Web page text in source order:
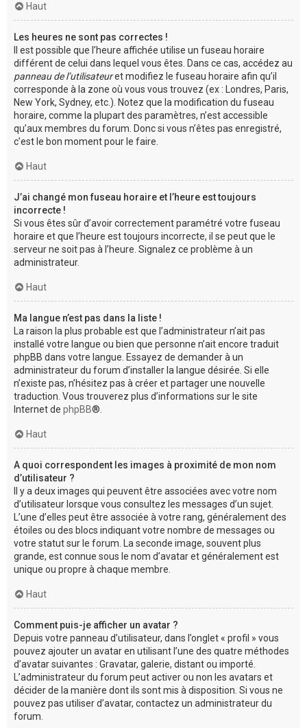
Haut
Les heures ne sont pas correctes !
Il est possible que l’heure affichée utilise un fuseau horaire
différent de celui dans lequel vous êtes. Dans ce cas, accédez au
panneau de l’utilisateuret modifiez le fuseau horaire afin qu’il
corresponde à la zone où vous vous trouvez (ex : Londres, Paris,
New York, Sydney, etc.). Notez que la modification du fuseau
horaire, comme la plupart des paramètres, n’est accessible
qu’aux membres du forum. Donc si vous n’êtes pas enregistré,
c’est le bon moment pour le faire.
Haut
J’ai changé mon fuseau horaire et l’heure est toujours
incorrecte !
Si vous êtes sûr d’avoir correctement paramétré votre fuseau
horaire et que l’heure est toujours incorrecte, il se peut que le
serveur ne soit pas à l’heure. Signalez ce problème à un
administrateur.
Haut
Ma langue n’est pas dans la liste !
La raison la plus probable est que l’administrateur n’ait pas
installé votre langue ou bien que personne n’ait encore traduit
phpBB dans votre langue. Essayez de demander à un
administrateur du forum d’installer la langue désirée. Si elle
n’existe pas, n’hésitez pas à créer et partager une nouvelle
traduction. Vous trouverez plus d’informations sur le site
Internet de phpBB®.
Haut
A quoi correspondent les images à proximité de mon nom
d’utilisateur ?
Il y a deux images qui peuvent être associées avec votre nom
d’utilisateur lorsque vous consultez les messages d’un sujet.
L’une d’elles peut être associée à votre rang, généralement des
étoiles ou des blocs indiquant votre nombre de messages ou
votre statut sur le forum. La seconde image, souvent plus
grande, est connue sous le nom d’avatar et généralement est
unique ou propre à chaque membre.
Haut
Comment puis-je afficher un avatar ?
Depuis votre panneau d’utilisateur, dans l’onglet « profil » vous
pouvez ajouter un avatar en utilisant l’une des quatre méthodes
d’avatar suivantes : Gravatar, galerie, distant ou importé.
L’administrateur du forum peut activer ou non les avatars et
décider de la manière dont ils sont mis à disposition. Si vous ne
pouvez pas utiliser d’avatar, contactez un administrateur du
forum.